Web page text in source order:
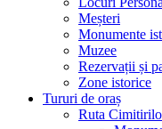
Meșteri
Monumente
Muzee
Rezervații și
Zone istorice
Tururi de oraș
Ruta